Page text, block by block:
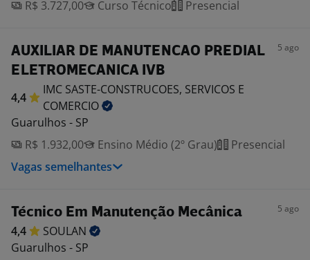
R$ 3.727,00
Curso Técnico Presencial
AUXILIAR DE MANUTENCAO PREDIAL
ELETROMECANICA IVB
5 ago
4,4
IMC SASTE-CONSTRUCOES, SERVICOS E
COMERCIO
Guarulhos - SP
R$ 1.932,00
Ensino Médio (2º Grau)
Presencial
Vagas semelhantes
Técnico Em Manutenção Mecânica 5 ago
4,4
SOULAN
Guarulhos - SP